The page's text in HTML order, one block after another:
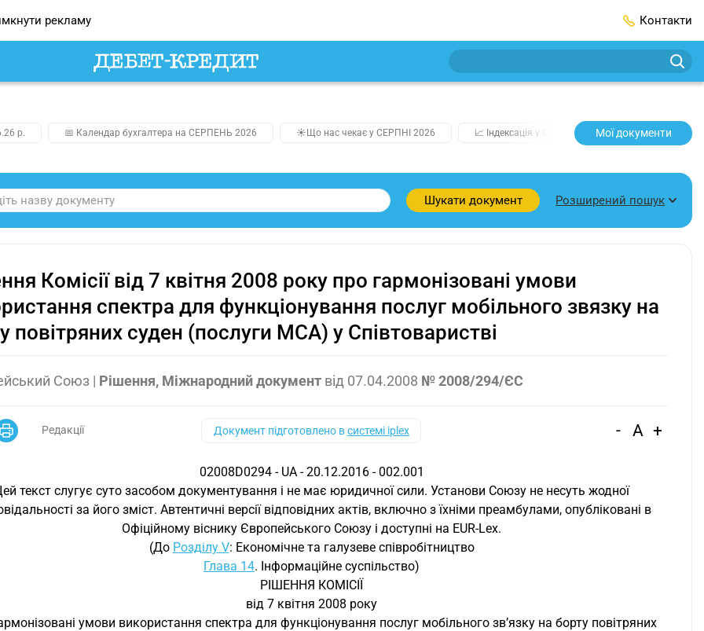
рекламу Контакти
р. 📅 Календар бухгалтера на СЕРПЕНЬ 2026 ☀️Що нас чекає у СЕРПНІ 2026 📈 Індексація у СЕРПНІ 2️⃣0️⃣2️⃣7️⃣ Усі
Мої документи
Шукати документ Розширений пошук
Комісії від 7 квітня 2008 року про гармонізовані умови
спектра для функціонування послуг мобільного звязку на
повітряних суден (послуги MCA) у Співтоваристві
Союз | Рішення, Міжнародний документ від 07.04.2008 № 2008/294/ЄС
Редакції Документ підготовлено всистемі iplex - A +
02008D0294 - UA - 20.12.2016 - 002.001
текст слугує суто засобом документування і не має юридичної сили. Установи Союзу не несуть жодної
за його зміст. Автентичні версії відповідних актів, включно з їхніми преамбулами, опубліковані в
Офіційному віснику Європейського Союзу і доступні на EUR-Lex.
(До Розділу V: Економічне та галузеве співробітництво
Глава 14. Інформаційне суспільство)
РІШЕННЯ КОМІСІЇ
від 7 квітня 2008 року
умови використання спектра для функціонування послуг мобільного зв’язку на борту повітряних